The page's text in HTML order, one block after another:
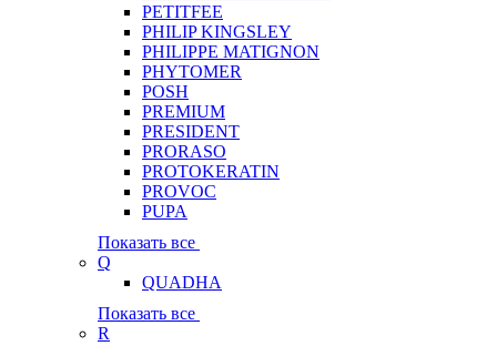
PETITFEE
PHILIP KINGSLEY
PHILIPPE MATIGNON
PHYTOMER
POSH
PREMIUM
PRESIDENT
PRORASO
PROTOKERATIN
PROVOC
PUPA
Показать все
Q
QUADHA
Показать все
R